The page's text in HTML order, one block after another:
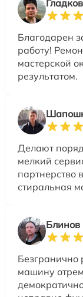
Благодарен
работу!
мастерской
результатом.
Делают
мелкий
партнерство
стиральная
Блинов
машину